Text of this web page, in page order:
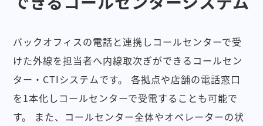
バックオフィスの電話と連携しコールセンターで受
けた外線を担当者へ内線取次ぎができるコールセン
ター・CTIシステムです。
各拠点や店舗の電話窓口
を1本化しコールセンターで受電することも可能で
す。
また、コールセンター全体やオペレーターの状